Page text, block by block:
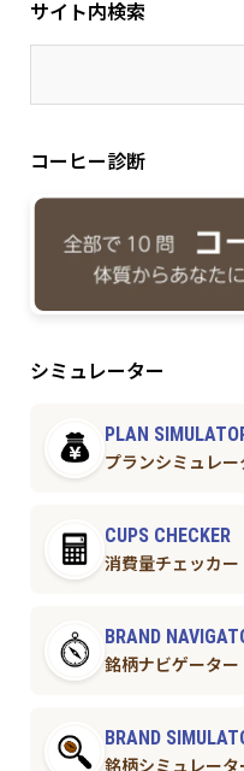
サイト内検索
コーヒー診断
シミュレーター
PLAN
プランシミュレー
CUPS CHECKER
消費量チェッカー
BRAND
銘柄ナビゲーター
BRAND
銘柄シミュレータ